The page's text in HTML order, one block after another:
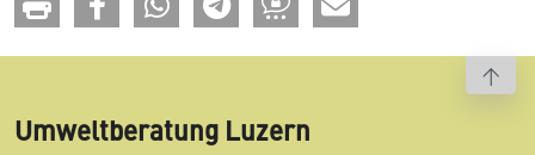
Umweltberatung Luzern